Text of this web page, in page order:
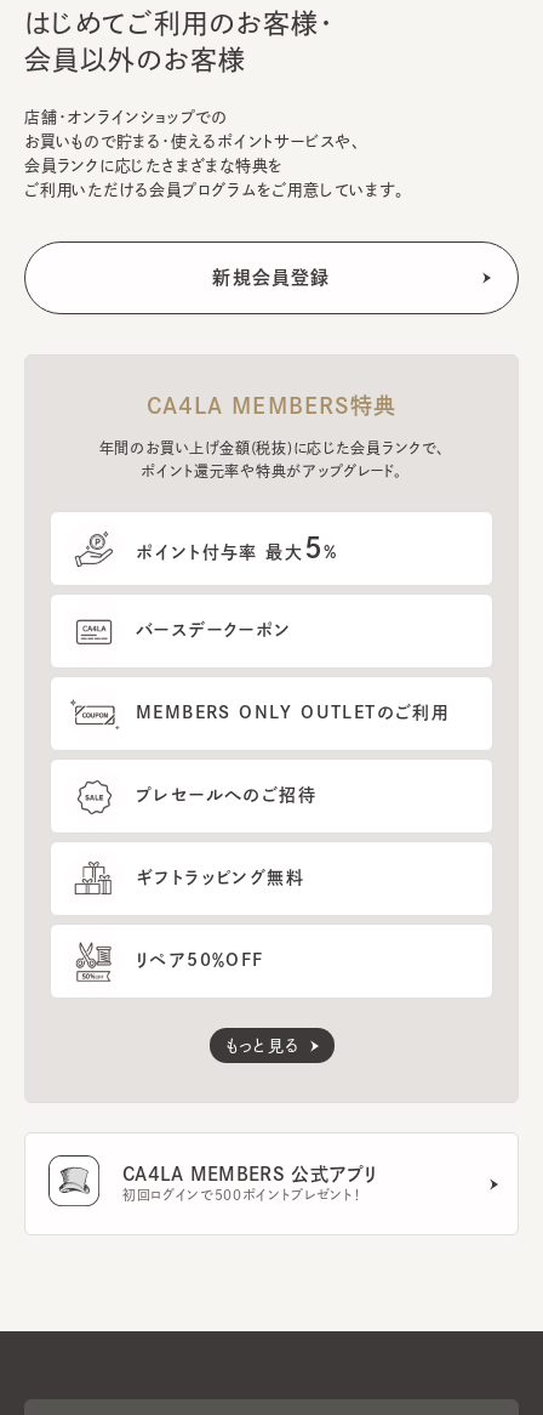
はじめてご利用のお客様・
会員以外のお客様
店舗・オンラインショップでの
お買いもので貯まる・使えるポイントサービスや、
会員ランクに応じたさまざまな特典を
ご利用いただける会員プログラムをご用意しています。
CA4LA MEMBERS特典
年間のお買い上げ金額(税抜)に応じた会員ランクで、
ポイント還元率や特典がアップグレード。
ポイント付与率 最大 5%
バースデークーポン
MEMBERS ONLY OUTLETのご利用
プレセールへのご招待
ギフトラッピング無料
リペア50％OFF
もっと見る
CA4LA MEMBERS 公式アプリ
初回ログインで500ポイントプレゼント！